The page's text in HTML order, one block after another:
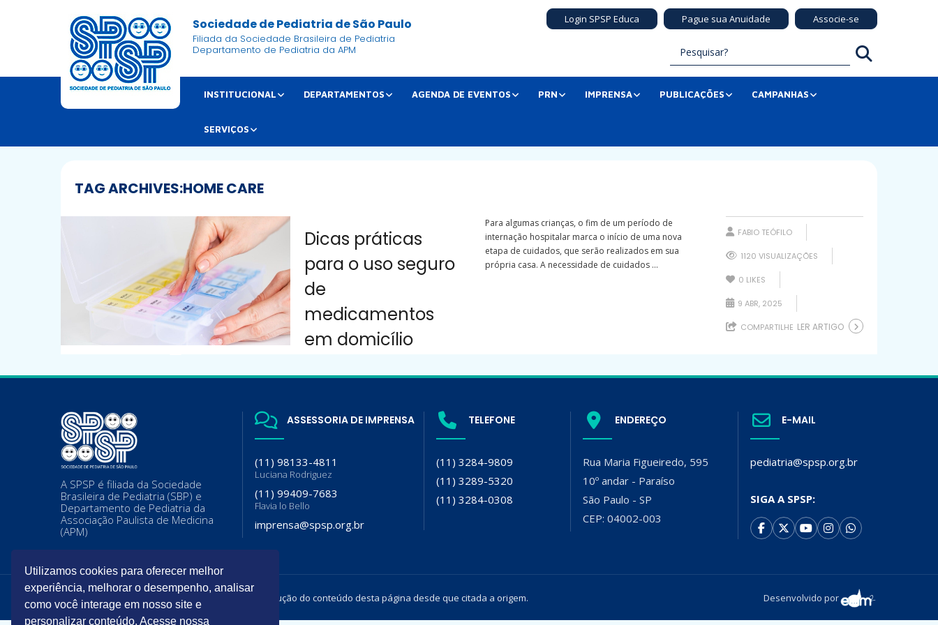
Sociedade de Pediatria de São Paulo
Filiada da Sociedade Brasileira de Pediatria
Departamento de Pediatria da APM
Login SPSP Educa Pague sua Anuidade Associe-se
INSTITUCIONAL DEPARTAMENTOS AGENDA DE EVENTOS PRN IMPRENSA PUBLICAÇÕES CAMPANHAS
SERVIÇOS
TAG ARCHIVES:HOME CARE
Dicas práticas
para o uso seguro
de
medicamentos
em domicílio
Para algumas crianças, o fim de um período de
internação hospitalar marca o início de uma nova
etapa de cuidados, que serão realizados em sua
própria casa. A necessidade de cuidados ...
FABIO TEÓFILO
1120 VISUALIZAÇÕES
0 LIKES
9 ABR, 2025
COMPARTILHE LER ARTIGO
A SPSP é filiada da Sociedade
Brasileira de Pediatria (SBP) e
Departamento de Pediatria da
Associação Paulista de Medicina
(APM)
ASSESSORIA DE IMPRENSA
(11) 98133-4811
Luciana Rodriguez
(11) 99409-7683
Flavia lo Bello
imprensa@spsp.org.br
TELEFONE
(11) 3284-9809
(11) 3289-5320
(11) 3284-0308
ENDEREÇO
Rua Maria Figueiredo, 595
10º andar - Paraíso
São Paulo - SP
CEP: 04002-003
E-MAIL
pediatria@spsp.org.br
SIGA A SPSP:
Todos os direitos reservados. É permitida a reprodução do conteúdo desta página desde que citada a origem. Desenvolvido por
Utilizamos cookies para oferecer melhor
experiência, melhorar o desempenho, analisar
como você interage em nosso site e
personalizar conteúdo. Acesse nossa